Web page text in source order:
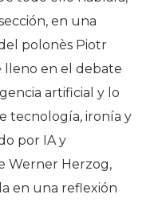
en una
polonès Piotr
lleno en el debate
artificial y lo
tecnología, ironía y
por IA y
Werner Herzog,
en una reflexión